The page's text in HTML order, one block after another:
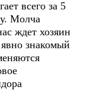
всего за 5
Молча
ждет хозяин
знакомый